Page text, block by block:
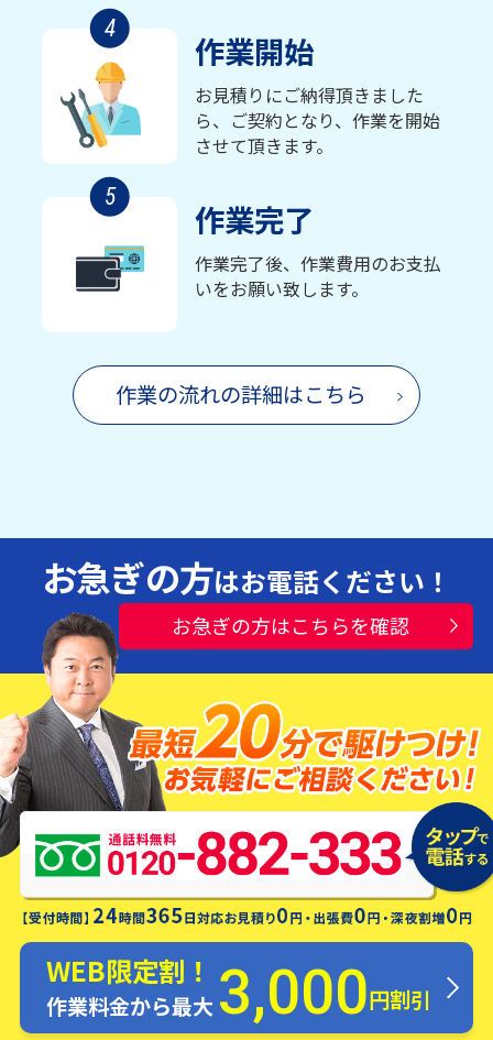
4
作業開始
お見積りにご納得頂きました
ら、ご契約となり、作業を開始
させて頂きます。
5
作業完了
作業完了後、作業費用のお支払
いをお願い致します。
作業の流れの詳細はこちら
お急ぎの方はお電話ください！
お急ぎの方はこちらを確認
水漏れ・つまり・修理お電話一本ですぐ
にお伺いします！
WEB限定割！
作業料金から最大 3,000円割引